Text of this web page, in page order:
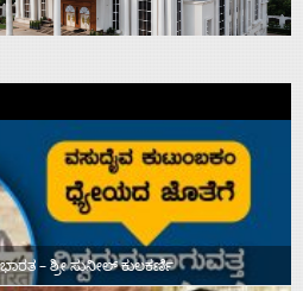
ಭಾರತ – ಶ್ರೀ ಸುನೀಲ್‌ ಕುಲಕರ್ಣಿ